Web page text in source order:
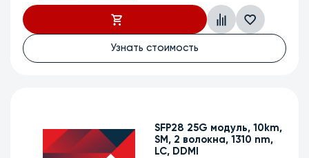
Узнать стоимость
SFP28 25G модуль, 10km,
SM, 2 волокна, 1310 nm,
LC, DDMI